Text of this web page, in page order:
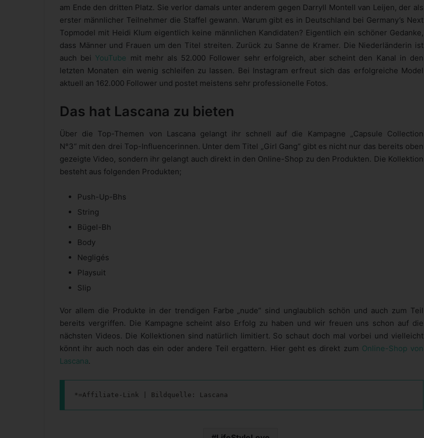
am Ende den dritten Platz. Sie verlor damals unter anderem gegen Darryll Montell van Leijen, der als
erster männlicher Teilnehmer die Staffel gewann. Warum gibt es in Deutschland bei Germany’s Next
Topmodel mit Heidi Klum eigentlich keine männlichen Kandidaten? Eigentlich ein schöner Gedanke,
dass Männer und Frauen um den Titel streiten. Zurück zu Sanne de Kramer. Die Niederländerin ist
auch bei YouTube mit mehr als 52.000 Follower sehr erfolgreich, aber scheint den Kanal in den
letzten Monaten ein wenig schleifen zu lassen. Bei Instagram erfreut sich das erfolgreiche Model
aktuell an 162.000 Follower und postet meistens sehr professionelle Fotos.
Das hat Lascana zu bieten
Über die Top-Themen von Lascana gelangt ihr schnell auf die Kampagne „Capsule Collection
N°3“ mit den drei Top-Influencerinnen. Unter dem Titel „Girl Gang“ gibt es nicht nur das bereits oben
gezeigte Video, sondern ihr gelangt auch direkt in den Online-Shop zu den Produkten. Die Kollektion
besteht aus folgenden Produkten;
Push-Up-Bhs
String
Bügel-Bh
Body
Negligés
Playsuit
Slip
Vor allem die Produkte in der trendigen Farbe „nude“ sind unglaublich schön und auch zum Teil
bereits vergriffen. Die Kampagne scheint also Erfolg zu haben und wir freuen uns schon auf die
nächsten Videos. Die Kollektionen sind natürlich limitiert. So schaut doch mal vorbei und vielleicht
könnt ihr auch noch das ein oder andere Teil ergattern. Hier geht es direkt zum Online-Shop von
Lascana.
*=Affiliate-Link | Bildquelle: Lascana